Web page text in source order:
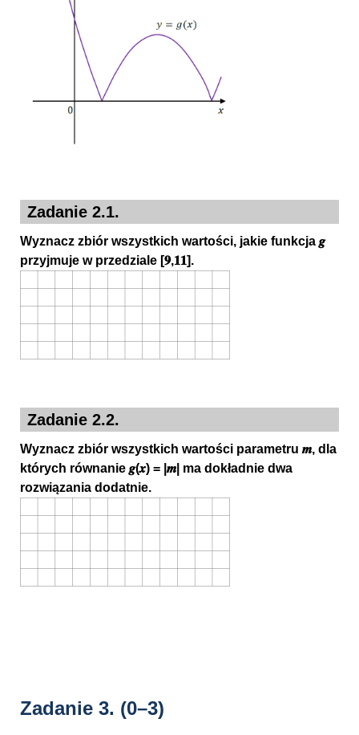
Zadanie 2.1.
Wyznacz zbiór wszystkich wartości, jakie funkcja 𝒈
przyjmuje w przedziale [𝟗,𝟏𝟏].
Zadanie 2.2.
Wyznacz zbiór wszystkich wartości parametru 𝒎, dla
których równanie 𝒈(𝒙) = |𝒎| ma dokładnie dwa
rozwiązania dodatnie.
Zadanie 3. (0–3)